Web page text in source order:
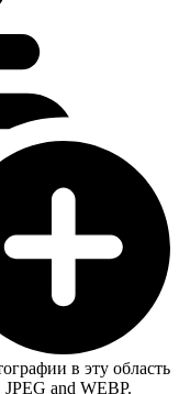
в эту область
and WEBP.